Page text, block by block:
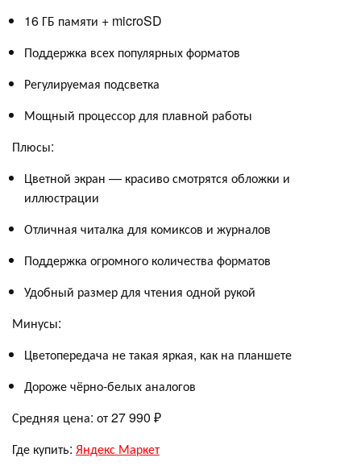
16 ГБ памяти + microSD
Поддержка всех популярных форматов
Регулируемая подсветка
Мощный процессор для плавной работы
Плюсы:
Цветной экран — красиво смотрятся обложки и
иллюстрации
Отличная читалка для комиксов и журналов
Поддержка огромного количества форматов
Удобный размер для чтения одной рукой
Минусы:
Цветопередача не такая яркая, как на планшете
Дороже чёрно-белых аналогов
Средняя цена: от 27 990 ₽
Где купить: Яндекс Маркет